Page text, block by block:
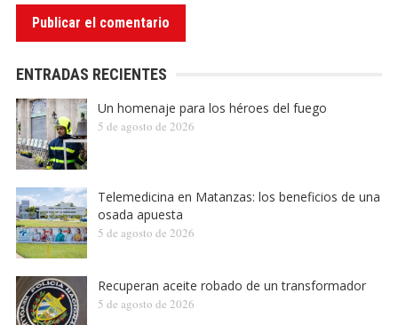
ENTRADAS RECIENTES
Un homenaje para los héroes del fuego
5 de agosto de 2026
Telemedicina en Matanzas: los beneficios de una
osada apuesta
5 de agosto de 2026
Recuperan aceite robado de un transformador
5 de agosto de 2026